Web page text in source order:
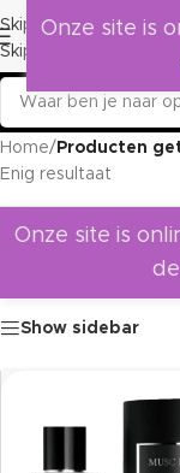
Skip to navigation
Skip to main content
Home/ Producten
Enig resultaat
Onze site is
Show sidebar
Onze site is